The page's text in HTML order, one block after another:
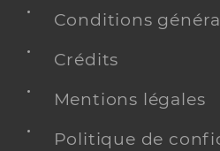
Conditions
Crédits
Mentions légales
Politique de